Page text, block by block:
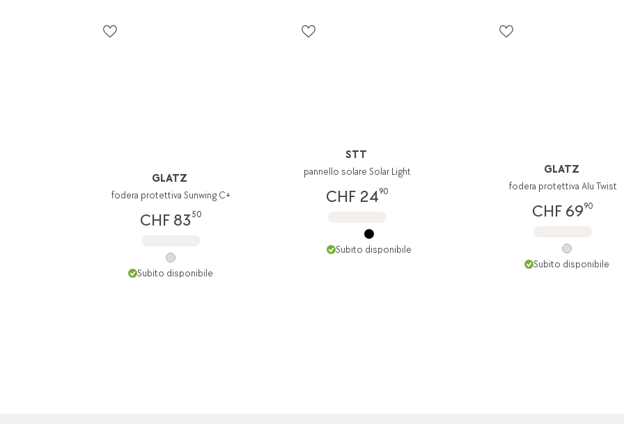
GLATZ
fodera protettiva Sunwing C+
CHF 8350
Subito disponibile
STT
pannello solare Solar Light
CHF 2490
Subito disponibile
GLATZ
fodera protettiva Alu Twist
CHF 6990
Subito disponibile